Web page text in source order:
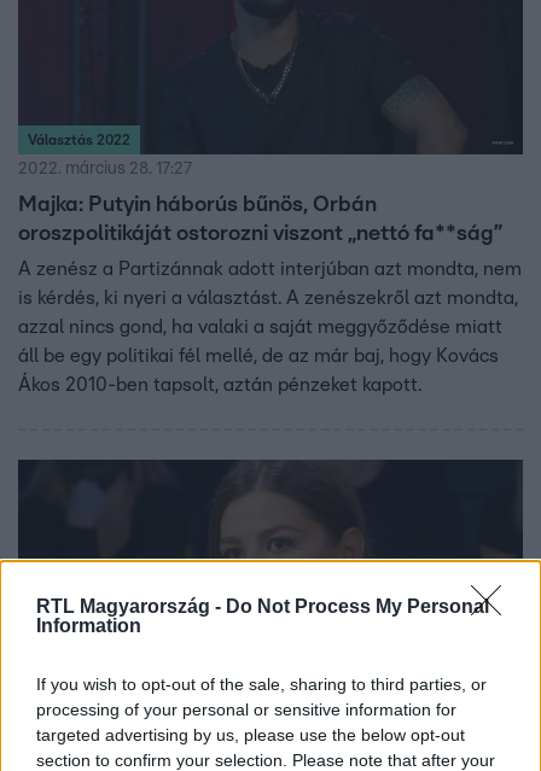
RTL Magyarország - Do Not Process My Personal
Information
If you wish to opt-out of the sale, sharing to third parties, or
processing of your personal or sensitive information for
targeted advertising by us, please use the below opt-out
section to confirm your selection. Please note that after your
Választás 2022
2022. március 28. 17:27
Majka: Putyin háborús bűnös, Orbán
oroszpolitikáját ostorozni viszont „nettó fa**ság”
A zenész a Partizánnak adott interjúban azt mondta, nem
is kérdés, ki nyeri a választást. A zenészekről azt mondta,
azzal nincs gond, ha valaki a saját meggyőződése miatt
áll be egy politikai fél mellé, de az már baj, hogy Kovács
Ákos 2010-ben tapsolt, aztán pénzeket kapott.
Bulvár
2022. március 8. 18:41